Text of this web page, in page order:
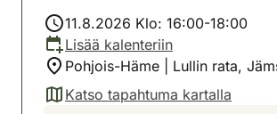
11.8.2026 Klo: 16:00-18:00
Lisää kalenteriin
Pohjois-Häme | Lullin rata,
Katso tapahtuma kartalla
(avautuu uuteen välilehteen)